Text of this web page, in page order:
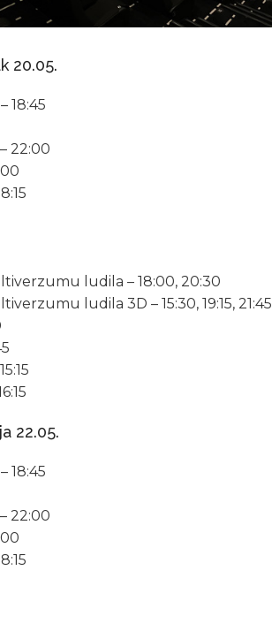
20.05.
18:45
22:00
ludila – 18:00, 20:30
ludila 3D – 15:30, 19:15, 21:45
22.05.
18:45
22:00